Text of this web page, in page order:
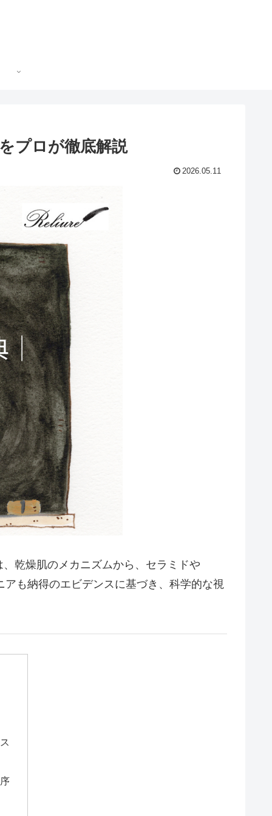
プロが徹底解説
2026.05.11
乾燥肌のメカニズムから、セラミドや
も納得のエビデンスに基づき、科学的な視